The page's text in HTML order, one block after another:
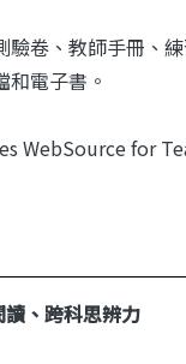
卷、教師手冊、
電子書。
WebSource for
、跨科思辨力